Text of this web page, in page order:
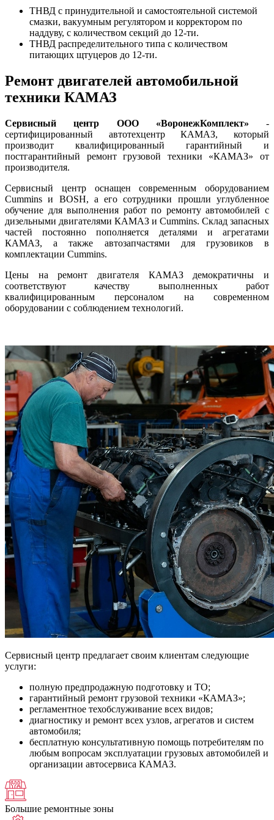
ТНВД с принудительной и самостоятельной системой
смазки, вакуумным регулятором и корректором по
наддуву, с количеством секций до 12-ти.
ТНВД распределительного типа с количеством
питающих щтуцеров до 12-ти.
Ремонт двигателей автомобильной
техники КАМАЗ
Сервисный центр ООО «ВоронежКомплект» -
сертифицированный автотехцентр КАМАЗ, который
производит квалифицированный гарантийный и
постгарантийный ремонт грузовой техники «КАМАЗ» от
производителя.
Сервисный центр оснащен современным оборудованием
Cummins и BOSH, а его сотрудники прошли углубленное
обучение для выполнения работ по ремонту автомобилей с
дизельными двигателями КАМАЗ и Cummins. Склад запасных
частей постоянно пополняется деталями и агрегатами
КАМАЗ, а также автозапчастями для грузовиков в
комплектации Cummins.
Цены на ремонт двигателя КАМАЗ демократичны и
соответствуют качеству выполненных работ
квалифицированным персоналом на современном
оборудовании с соблюдением технологий.
Сервисный центр предлагает своим клиентам следующие
услуги:
полную предпродажную подготовку и ТО;
гарантийный ремонт грузовой техники «КАМАЗ»;
регламентное техобслуживание всех видов;
диагностику и ремонт всех узлов, агрегатов и систем
автомобиля;
бесплатную консультативную помощь потребителям по
любым вопросам эксплуатации грузовых автомобилей и
организации автосервиса КАМАЗ.
Большие ремонтные зоны